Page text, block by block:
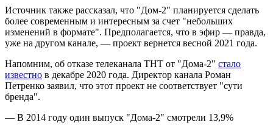
Источник также рассказал, что "Дом-2" планируется сделать
более современным и интересным за счет "небольших
изменений в формате". Предполагается, что в эфир — правда,
уже на другом канале, — проект вернется весной 2021 года.
Напомним, об отказе телеканала ТНТ от "Дома-2" стало
известно в декабре 2020 года. Директор канала Роман
Петренко заявил, что этот проект не соответствует "сути
бренда".
— В 2014 году один выпуск "Дома-2" смотрели 13,9%